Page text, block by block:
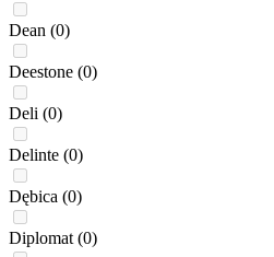
Dean (0)
Deestone (0)
Deli (0)
Delinte (0)
Dębica (0)
Diplomat (0)